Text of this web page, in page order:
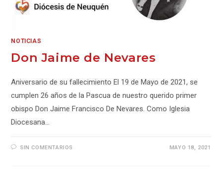
NOTICIAS
Don Jaime de Nevares
Aniversario de su fallecimiento El 19 de Mayo de 2021, se
cumplen 26 años de la Pascua de nuestro querido primer
obispo Don Jaime Francisco De Nevares. Como Iglesia
Diocesana…
SIN COMENTARIOS MAYO 18, 2021